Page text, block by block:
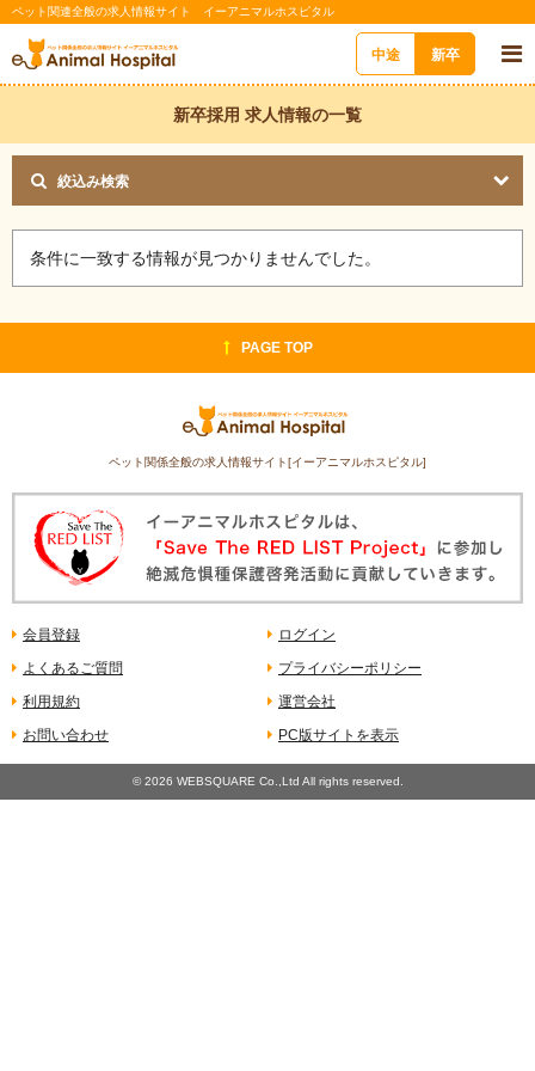
ペット関連全般の求人情報サイト イーアニマルホスピタル
中途 新卒
新卒採用 求人情報の一覧
絞込み検索
条件に一致する情報が見つかりませんでした。
PAGE TOP
ペット関係全般の求人情報サイト[イーアニマルホスピタル]
会員登録
ログイン
よくあるご質問
プライバシーポリシー
利用規約
運営会社
お問い合わせ
PC版サイトを表示
©2026 WEBSQUARE Co.,Ltd All rights reserved.